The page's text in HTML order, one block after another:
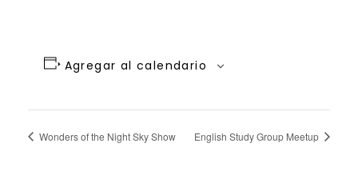
Agregar al calendario
Wonders of the Night Sky Show English Study Group Meetup